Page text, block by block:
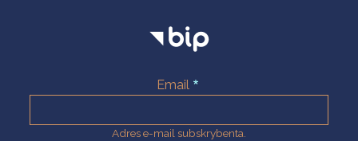
Email
Adres e-mail subskrybenta.